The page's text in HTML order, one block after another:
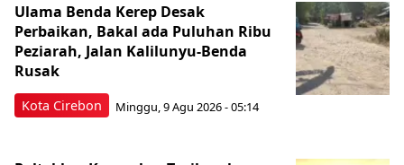
Kota Cirebon
Ulama Benda Kerep Desak
Perbaikan, Bakal ada Puluhan Ribu
Peziarah, Jalan Kalilunyu-Benda
Rusak
Minggu, 9 Agu 2026 - 05:14